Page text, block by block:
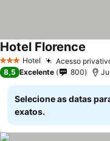
3 EstrelasHotel Acesso
Hotel Florence
8,5 Excelente 800
Selecione as datas
exatos.